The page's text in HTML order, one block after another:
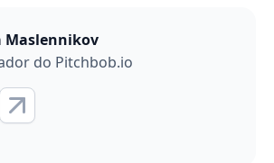
Maslennikov
do Pitchbob.io